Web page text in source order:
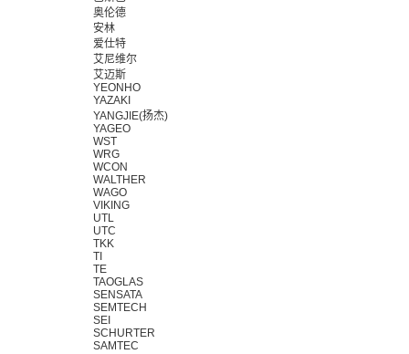
奥伦德
安林
爱仕特
艾尼维尔
艾迈斯
YEONHO
YAZAKI
YANGJIE(扬杰)
YAGEO
WST
WRG
WCON
WALTHER
WAGO
VIKING
UTL
UTC
TKK
TI
TE
TAOGLAS
SENSATA
SEMTECH
SEI
SCHURTER
SAMTEC